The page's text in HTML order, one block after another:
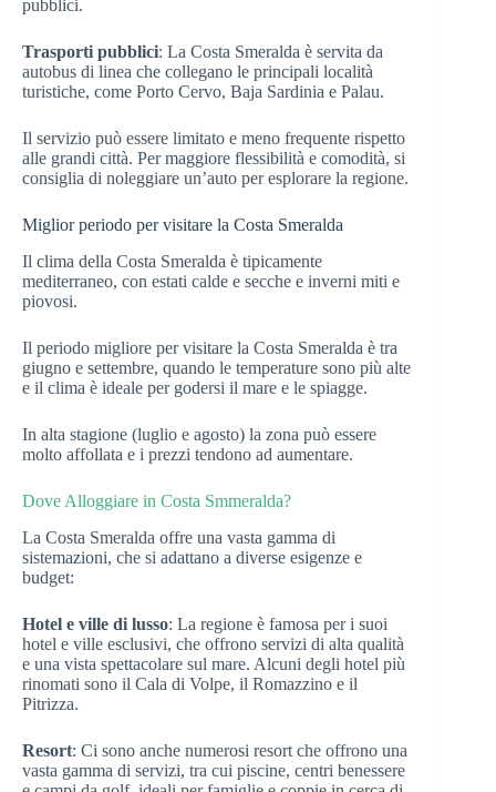
pubblici.
Trasporti pubblici: La Costa Smeralda è servita da
autobus di linea che collegano le principali località
turistiche, come Porto Cervo, Baja Sardinia e Palau.
Il servizio può essere limitato e meno frequente rispetto
alle grandi città. Per maggiore flessibilità e comodità, si
consiglia di noleggiare un’auto per esplorare la regione.
Miglior periodo per visitare la Costa Smeralda
Il clima della Costa Smeralda è tipicamente
mediterraneo, con estati calde e secche e inverni miti e
piovosi.
Il periodo migliore per visitare la Costa Smeralda è tra
giugno e settembre, quando le temperature sono più alte
e il clima è ideale per godersi il mare e le spiagge.
In alta stagione (luglio e agosto) la zona può essere
molto affollata e i prezzi tendono ad aumentare.
Dove Alloggiare in Costa Smmeralda?
La Costa Smeralda offre una vasta gamma di
sistemazioni, che si adattano a diverse esigenze e
budget:
Hotel e ville di lusso: La regione è famosa per i suoi
hotel e ville esclusivi, che offrono servizi di alta qualità
e una vista spettacolare sul mare. Alcuni degli hotel più
rinomati sono il Cala di Volpe, il Romazzino e il
Pitrizza.
Resort: Ci sono anche numerosi resort che offrono una
vasta gamma di servizi, tra cui piscine, centri benessere